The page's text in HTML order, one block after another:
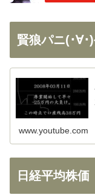
賢狼パニ(･∀
www.youtube.com
日経平均株